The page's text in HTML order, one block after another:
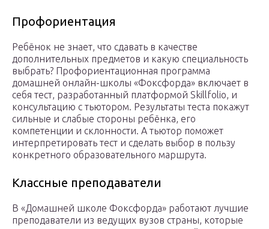
Профориентация
Ребёнок не знает, что сдавать в качестве
дополнительных предметов и какую специальность
выбрать? Профориентационная программа
домашней онлайн-школы «Фоксфорда» включает в
себя тест, разработанный платформой Skillfolio, и
консультацию с тьютором. Результаты теста покажут
сильные и слабые стороны ребёнка, его
компетенции и склонности. А тьютор поможет
интерпретировать тест и сделать выбор в пользу
конкретного образовательного маршрута.
Классные преподаватели
В «Домашней школе Фоксфорда» работают лучшие
преподаватели из ведущих вузов страны, которые